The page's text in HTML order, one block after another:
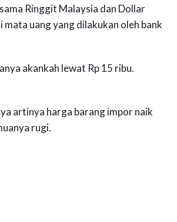
Ringgit Malaysia dan Dollar
uang yang dilakukan oleh bank
akankah lewat Rp 15 ribu.
artinya harga barang impor naik
rugi.